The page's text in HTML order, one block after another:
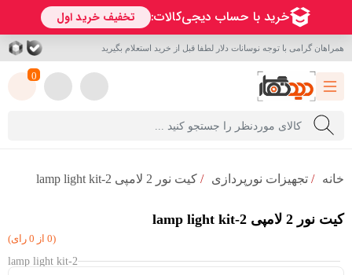
همراهان گرامی با توجه نوسانات دلار لطفا قبل از خرید استعلام بگیرید
0
خانه / تجهیزات نورپردازی / کیت نور 2 لامپی 2-lamp light kit
کیت نور 2 لامپی 2-lamp light kit
(0 از 0 رای)
2-lamp light kit